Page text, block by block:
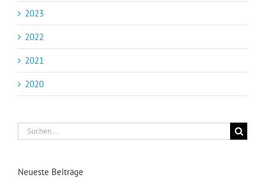
2023
2022
2021
2020
Suche
nach:
Neueste Beiträge